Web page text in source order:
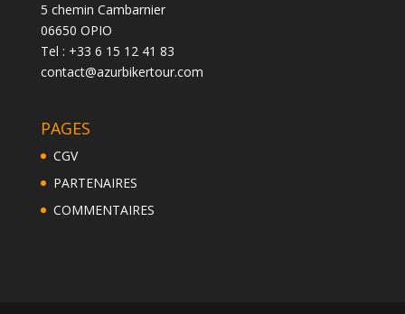
5 chemin Cambarnier
06650 OPIO
Tel : +33 6 15 12 41 83
contact@azurbikertour.com
PAGES
CGV
PARTENAIRES
COMMENTAIRES